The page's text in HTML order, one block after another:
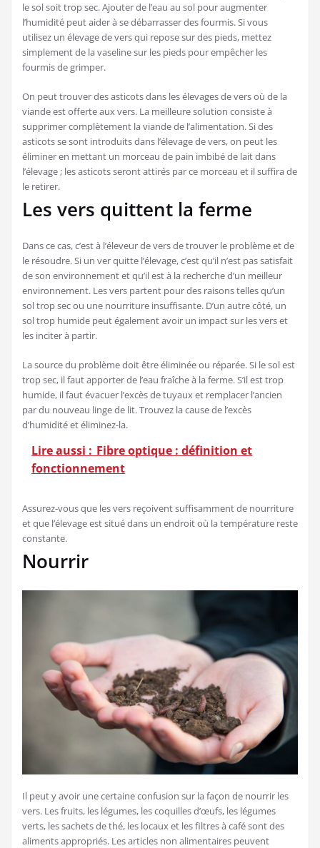
le sol soit trop sec. Ajouter de l’eau au sol pour augmenter
l’humidité peut aider à se débarrasser des fourmis. Si vous
utilisez un élevage de vers qui repose sur des pieds, mettez
simplement de la vaseline sur les pieds pour empêcher les
fourmis de grimper.
On peut trouver des asticots dans les élevages de vers où de la
viande est offerte aux vers. La meilleure solution consiste à
supprimer complètement la viande de l’alimentation. Si des
asticots se sont introduits dans l’élevage de vers, on peut les
éliminer en mettant un morceau de pain imbibé de lait dans
l’élevage ; les asticots seront attirés par ce morceau et il suffira de
le retirer.
Les vers quittent la ferme
Dans ce cas, c’est à l’éleveur de vers de trouver le problème et de
le résoudre. Si un ver quitte l’élevage, c’est qu’il n’est pas satisfait
de son environnement et qu’il est à la recherche d’un meilleur
environnement. Les vers partent pour des raisons telles qu’un
sol trop sec ou une nourriture insuffisante. D’un autre côté, un
sol trop humide peut également avoir un impact sur les vers et
les inciter à partir.
La source du problème doit être éliminée ou réparée. Si le sol est
trop sec, il faut apporter de l’eau fraîche à la ferme. S’il est trop
humide, il faut évacuer l’excès de tuyaux et remplacer l’ancien
par du nouveau linge de lit. Trouvez la cause de l’excès
d’humidité et éliminez-la.
Lire aussi : Fibre optique : définition et
fonctionnement
Assurez-vous que les vers reçoivent suffisamment de nourriture
et que l’élevage est situé dans un endroit où la température reste
constante.
Nourrir
Il peut y avoir une certaine confusion sur la façon de nourrir les
vers. Les fruits, les légumes, les coquilles d’œufs, les légumes
verts, les sachets de thé, les locaux et les filtres à café sont des
aliments appropriés. Les articles non alimentaires peuvent